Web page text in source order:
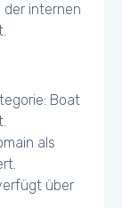
der internen
Boat
als
über